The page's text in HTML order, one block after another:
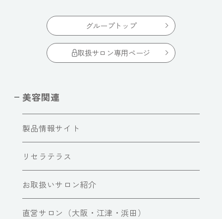
グループトップ
取扱サロン専用ページ
美容関連
製品情報サイト
リセラテラス
お取扱いサロン紹介
直営サロン（大阪・江津・浜田）